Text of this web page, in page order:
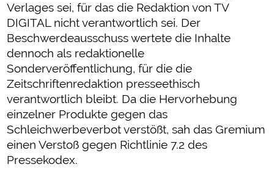
Verlages sei, für das die Redaktion von TV
DIGITAL nicht verantwortlich sei. Der
Beschwerdeausschuss wertete die Inhalte
dennoch als redaktionelle
Sonderveröffentlichung, für die die
Zeitschriftenredaktion presseethisch
verantwortlich bleibt. Da die Hervorhebung
einzelner Produkte gegen das
Schleichwerbeverbot verstößt, sah das Gremium
einen Verstoß gegen Richtlinie 7.2 des
Pressekodex.